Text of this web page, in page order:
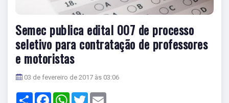
Semec publica edital 007 de processo
seletivo para contratação de professores
e motoristas
03 de fevereiro de 2017 às 03:06
Share FacebookWhatsApp
Twitter